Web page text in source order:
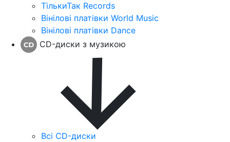
ТількиТак Records
Вінілові платівки World Music
Вінілові платівки Dance
CD-диски з музикою
Всі CD-диски